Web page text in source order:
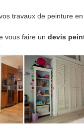
travaux de peinture
vous faire un devis